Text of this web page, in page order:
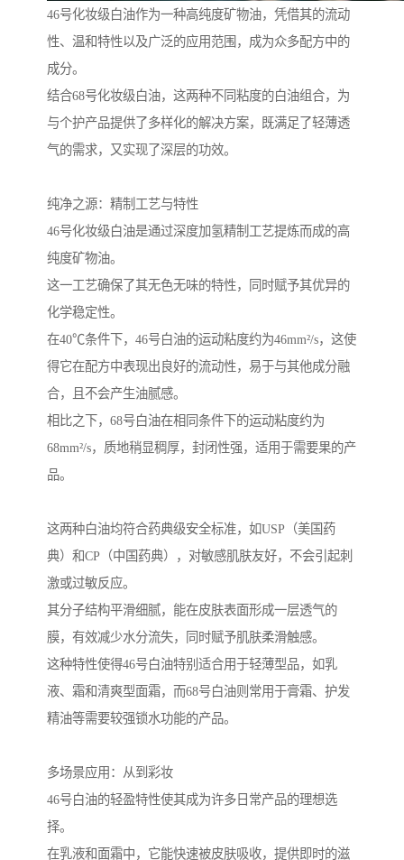
46号化妆级白油作为一种高纯度矿物油，凭借其的流动
性、温和特性以及广泛的应用范围，成为众多配方中的
成分。
结合68号化妆级白油，这两种不同粘度的白油组合，为
与个护产品提供了多样化的解决方案，既满足了轻薄透
气的需求，又实现了深层的功效。
纯净之源：精制工艺与特性
46号化妆级白油是通过深度加氢精制工艺提炼而成的高
纯度矿物油。
这一工艺确保了其无色无味的特性，同时赋予其优异的
化学稳定性。
在40℃条件下，46号白油的运动粘度约为46mm²/s，这使
得它在配方中表现出良好的流动性，易于与其他成分融
合，且不会产生油腻感。
相比之下，68号白油在相同条件下的运动粘度约为
68mm²/s，质地稍显稠厚，封闭性强，适用于需要果的产
品。
这两种白油均符合药典级安全标准，如USP（美国药
典）和CP（中国药典），对敏感肌肤友好，不会引起刺
激或过敏反应。
其分子结构平滑细腻，能在皮肤表面形成一层透气的
膜，有效减少水分流失，同时赋予肌肤柔滑触感。
这种特性使得46号白油特别适合用于轻薄型品，如乳
液、霜和清爽型面霜，而68号白油则常用于膏霜、护发
精油等需要较强锁水功能的产品。
多场景应用：从到彩妆
46号白油的轻盈特性使其成为许多日常产品的理想选
择。
在乳液和面霜中，它能快速被皮肤吸收，提供即时的滋